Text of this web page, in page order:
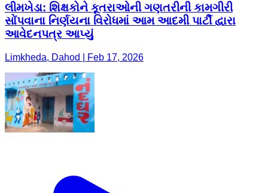
લીમખેડા: શિક્ષકોને કૂતરાઓની ગણતરીની કામગીરી
સોંપવાના નિર્ણયના વિરોધમાં આમ આદમી પાર્ટી દ્વારા
આવેદનપત્ર આપ્યું
Limkheda, Dahod | Feb 17, 2026